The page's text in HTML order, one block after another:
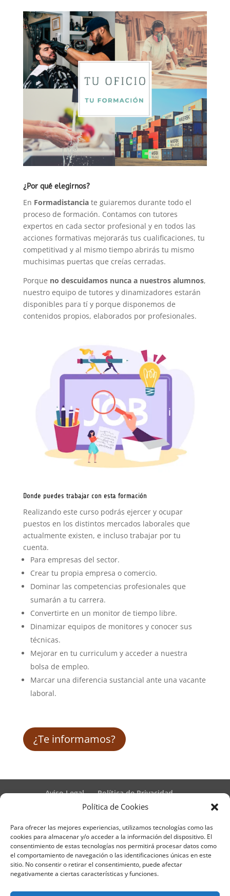
Política de Cookies
Para ofrecer las mejores experiencias, utilizamos tecnologías como las
cookies para almacenar y/o acceder a la información del dispositivo. El
consentimiento de estas tecnologías nos permitirá procesar datos como
el comportamiento de navegación o las identificaciones únicas en este
sitio. No consentir o retirar el consentimiento, puede afectar
negativamente a ciertas características y funciones.
¿Por qué elegirnos?
En Formadistanciate guiaremos durante todo el
proceso de formación. Contamos con tutores
expertos en cada sector profesional y en todos las
acciones formativas mejorarás tus cualificaciones, tu
competitivad y al mismo tiempo abrirás tu mismo
muchisimas puertas que creías cerradas.
Porque no descuidamos nunca a nuestros alumnos,
nuestro equipo de tutores y dinamizadores estarán
disponibles para tí y porque disponemos de
contenidos propios, elaborados por profesionales.
Donde puedes trabajar con esta formación
Realizando este curso podrás ejercer y ocupar
puestos en los distintos mercados laborales que
actualmente existen, e incluso trabajar por tu
cuenta.
Para empresas del sector.
Crear tu propia empresa o comercio.
Dominar las competencias profesionales que
sumarán a tu carrera.
Convertirte en un monitor de tiempo libre.
Dinamizar equipos de monitores y conocer sus
técnicas.
Mejorar en tu curriculum y acceder a nuestra
bolsa de empleo.
Marcar una diferencia sustancial ante una vacante
laboral.
¿Te informamos?
Aviso Legal
Política de Privacidad
Términos y condiciones – Contrato de matrícula
Formulario de Datos necesarios para alta
Métodos de pago SEQURA
Métodos de pago
Formulario de Acción Formativa
Formulario de responsabilidad de APPCC
Plantilla formación bonificada